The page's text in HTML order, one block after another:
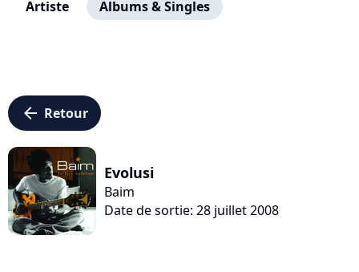
Artiste Albums & Singles
arrow_left Retour
Evolusi
Baim
Date de sortie: 28 juillet 2008